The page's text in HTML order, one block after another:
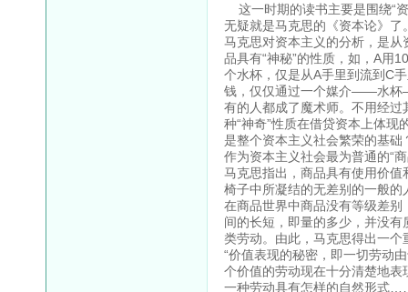
这一时期的读书主要是围绕“
无疑就是马克思的《资本论》了
马克思对资本主义的分析，是
品具有“神秘”的性质，如，A用
个水杯，仅是从A手里到流到C
钱，仅仅通过一个媒介——水杯
有的人都成了魔术师。不用经过
种“神奇”性质在借贷资本上体
是整个资本主义社会繁荣的基础
作为资本主义社会最为普通的“
马克思指出，商品具有使用价
椅子中所凝结的无差别的一般的
在商品世界中商品没有等级差
间的长短，即量的多少，并没
类劳动。由此，马克思得出一
“价值表现的秘密，即一切劳动
个价值的劳动现在十分清楚地
一种劳动具有怎样的自然形式